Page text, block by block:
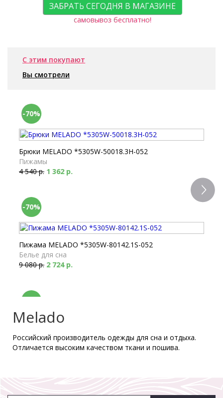
ЗАБРАТЬ СЕГОДНЯ В МАГАЗИНЕ
самовывоз бесплатно!
С этим покупают
Вы смотрели
-70%
Брюки MELADO *5305W-50018.3H-052
Пижамы
4 540 р. 1 362 р.
-70%
Пижама MELADO *5305W-80142.1S-052
Белье для сна
9 080 р. 2 724 р.
-70%
Шорты MELADO *5305W-45061.3H-052
Пижамы
-70%
Melado
Российский производитель одежды для сна и отдыха.
Отличается высоким качеством ткани и пошива.